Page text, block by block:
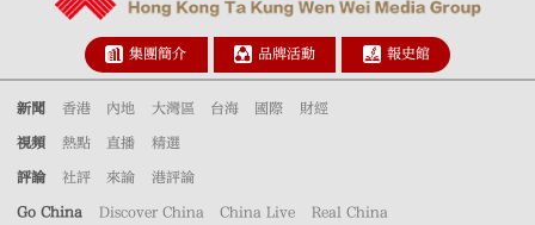
集團簡介 品牌活動 報史館
新聞 香港 內地 大灣區 台海 國際 財經
視頻 熱點 直播 精選
評論 社評 來論 港評論
Go China Discover China China Live Real China